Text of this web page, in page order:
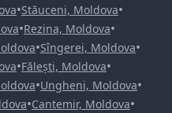
•Stăuceni, Moldova•
•Rezina, Moldova•
•Sîngerei, Moldova•
•Fălești, Moldova•
•Ungheni, Moldova•
•Cantemir, Moldova•